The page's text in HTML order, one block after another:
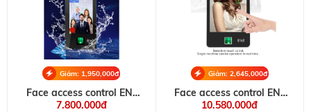
Giảm: 1,950,000đ
Face access control EN-
D805
7.800.000đ
Giảm: 2,645,000đ
Face access control EN-
F808
10.580.000đ